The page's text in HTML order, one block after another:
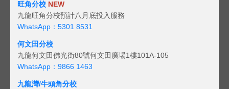
旺角分校 NEW
九龍旺角分校預計八月底投入服務
WhatsApp：5301 8531
何文田分校
九龍何文田佛光街80號何文田廣場1樓101A-105
WhatsApp：9866 1463
九龍灣/牛頭角分校